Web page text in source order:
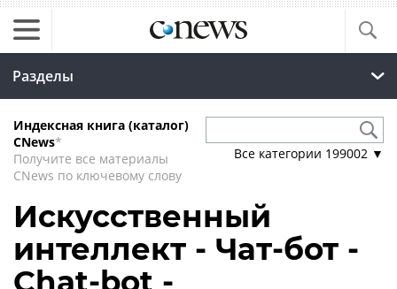
Разделы
Индексная книга (каталог)
CNews*
Получите все материалы
CNews по ключевому слову
Все категории 199002 ▼
Искусственный
интеллект - Чат-бот -